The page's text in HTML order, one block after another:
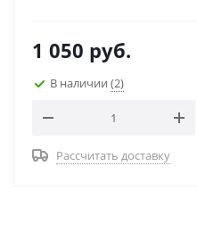
1 050 руб.
В наличии (2)
Рассчитать доставку